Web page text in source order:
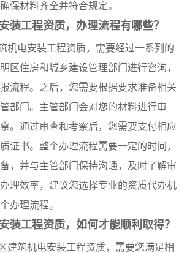
保材料齐全并符合规定。
装工程资质，办理流程有哪些？
机电安装工程资质，需要经过一系列的
区住房和城乡建设管理部门进行咨询，
流程。之后，您需要根据要求准备相关
部门。主管部门会对您的材料进行审
。通过审查和考察后，您需要支付相应
证书。整个办理流程需要一定的时间，
，并与主管部门保持沟通，及时了解审
理效率，建议您选择专业的资质代办机
办理流程。
装工程资质，如何才能顺利取得？
建筑机电安装工程资质，需要您满足相